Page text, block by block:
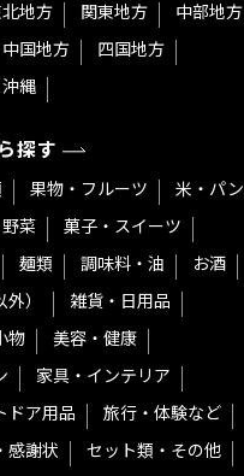
地方 関東地方
中部地方
中国地方
四国地方
沖縄
探す
果物・フルーツ
米・パン
野菜
菓子・スイーツ
麺類 調味料・油
お酒
）
雑貨・日用品
物
美容・健康
家具・インテリア
ドア用品
旅行・体験など
感謝状
セット類・その他